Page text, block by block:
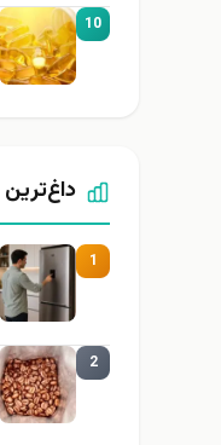
10
داغ‌ترین ۳ ماه اخیر
1
2